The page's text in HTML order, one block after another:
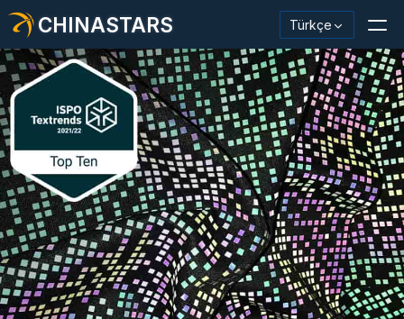
CHINASTARS Türkçe
Yansıtıcı Malzeme / Bant
Moda Yansıtıcı Kumaş
Güvenlik Kıyafetleri
Karanlıkta Parlayan Malzeme
Endüstriyel Yıkama Trimi